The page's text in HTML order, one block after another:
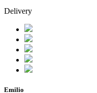
Delivery
Emilio